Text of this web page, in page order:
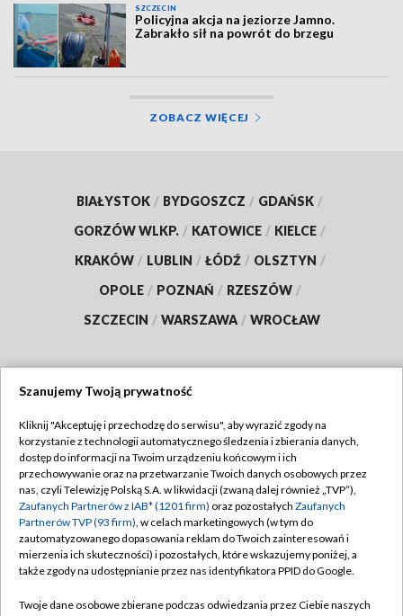
SZCZECIN
Policyjna akcja na jeziorze Jamno.
Zabrakło sił na powrót do brzegu
ZOBACZ WIĘCEJ
BIAŁYSTOK / BYDGOSZCZ / GDAŃSK /
GORZÓW WLKP. / KATOWICE / KIELCE /
KRAKÓW / LUBLIN / ŁÓDŹ / OLSZTYN /
OPOLE / POZNAŃ / RZESZÓW /
SZCZECIN / WARSZAWA / WROCŁAW
TVP
Abonament TVP
Emisja w TVP
Centrum informacji TVP
Naziemna Telewizja Cyfrowa
Regulamin TVP
Polityka prywatności
Moje zgody
Pomoc
Szanujemy Twoją prywatność
Kliknij "Akceptuję i przechodzę do serwisu", aby wyrazić zgody na
korzystanie z technologii automatycznego śledzenia i zbierania danych,
dostęp do informacji na Twoim urządzeniu końcowym i ich
przechowywanie oraz na przetwarzanie Twoich danych osobowych przez
nas, czyli Telewizję Polską S.A. w likwidacji (zwaną dalej również „TVP”),
Zaufanych Partnerów z IAB* (1201 firm) oraz pozostałych Zaufanych
Partnerów TVP (93 firm), w celach marketingowych (w tym do
zautomatyzowanego dopasowania reklam do Twoich zainteresowań i
mierzenia ich skuteczności) i pozostałych, które wskazujemy poniżej, a
także zgody na udostępnianie przez nas identyfikatora PPID do Google.
Twoje dane osobowe zbierane podczas odwiedzania przez Ciebie naszych